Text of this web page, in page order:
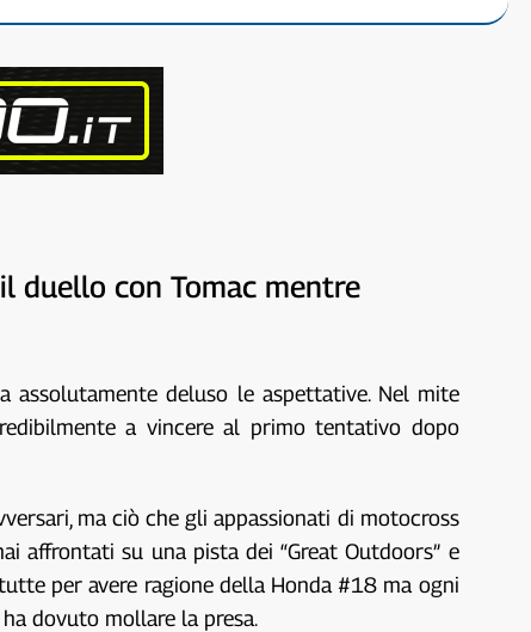
duello con Tomac mentre
deluso le aspettative. Nel mite
a vincere al primo tentativo dopo
ma ciò che gli appassionati di motocross
affrontati su una pista dei “Great Outdoors” e
per avere ragione della Honda #18 ma ogni
dovuto mollare la presa.